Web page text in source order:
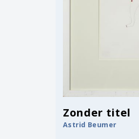
Zonder titel
Astrid Beumer